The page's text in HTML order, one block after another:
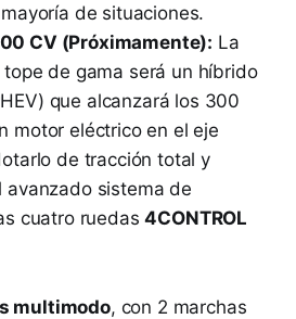
de situaciones.
CV (Próximamente): La
de gama será un híbrido
que alcanzará los 300
motor eléctrico en el eje
de tracción total y
avanzado sistema de
cuatro ruedas4CONTROL
multimodo, con 2 marchas